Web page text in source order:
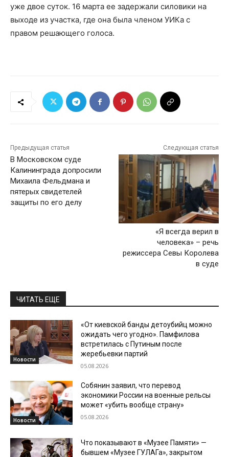
уже двое суток. 16 марта ее задержали силовики на
выходе из участка, где она была членом УИКа с
правом решающего голоса.
Предыдущая статья
В Московском суде
Калининграда допросили
Михаила Фельдмана и
пятерых свидетелей
защиты по его делу
Следующая статья
«Я всегда верил в
человека» – речь
режиссера Севы Королева
в суде
ЧИТАТЬ ЕЩЕ
Новости
«От киевской банды детоубийц можно
ожидать чего угодно». Памфилова
встретилась с Путиным после
жеребьевки партий
05.08.2026
Новости
Собянин заявил, что перевод
экономики России на военные рельсы
может «убить вообще страну»
05.08.2026
Что показывают в «Музее Памяти» —
бывшем «Музее ГУЛАГа», закрытом